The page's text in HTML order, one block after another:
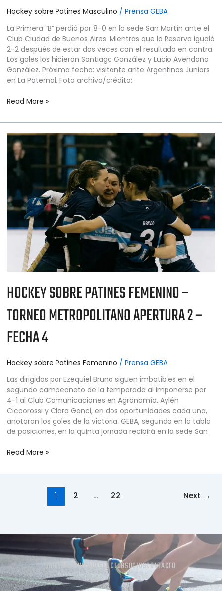
Hockey sobre Patines Masculino / Prensa GEBA
La Primera “B” perdió por 8-0 en la sede San Martín ante el
Club Ciudad de Buenos Aires. Mientras que la Reserva igualó
2-2 después de estar dos veces con el resultado en contra.
Los goles los hicieron Santiago González y Lucio Avendaño
González. Próxima fecha: visitante ante Argentinos Juniors
en La Paternal. Foto archivo/crédito:
Read More »
HOCKEY SOBRE PATINES FEMENINO –
TORNEO METROPOLITANO APERTURA 2 –
FECHA 4
Hockey sobre Patines Femenino / Prensa GEBA
Las dirigidas por Ezequiel Bruno siguen imbatibles en el
segundo campeonato de la temporada al imponerse por
4-1 al Club Comunicaciones en Agronomía. Aylén
Ciccorossi y Clara Ganci, en dos oportunidades cada una,
anotaron los goles de la victoria. GEBA, segundo en la tabla
de posiciones, en la quinta jornada recibirá en la sede San
HOCKEY
SOBRE
PATINES
FEMENINO
TORNEO
METROPOLITANO
APERTURA
–
FECHA
Read More »
1 2 … 22 Next →
INICIOACTIVIDADES EL CLUBSOCIOSCONTACTO